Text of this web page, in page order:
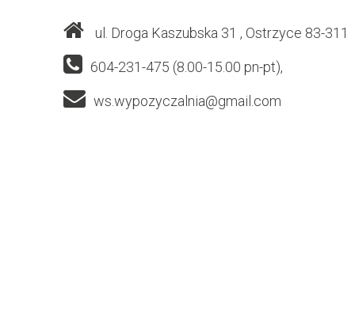
ul. Droga Kaszubska 31 , Ostrzyce 83-311
604-231-475 (8.00-15.00 pn-pt),
ws.wypozyczalnia@gmail.com